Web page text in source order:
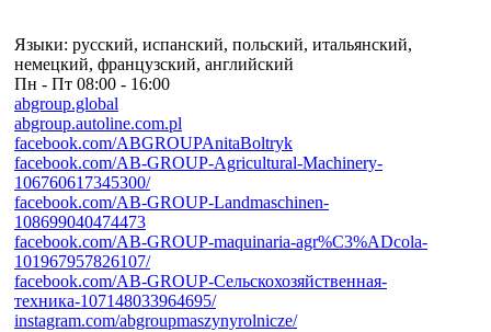
Языки: русский, испанский, польский, итальянский,
немецкий, французский, английский
Пн - Пт 08:00 - 16:00
abgroup.global
abgroup.autoline.com.pl
facebook.com/ABGROUPAnitaBoltryk
facebook.com/AB-GROUP-Agricultural-Machinery-
106760617345300/
facebook.com/AB-GROUP-Landmaschinen-
108699040474473
facebook.com/AB-GROUP-maquinaria-agr%C3%ADcola-
101967957826107/
facebook.com/AB-GROUP-Сельскохозяйственная-
техника-107148033964695/
instagram.com/abgroupmaszynyrolnicze/